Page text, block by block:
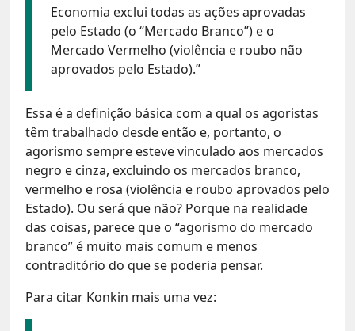
Economia exclui todas as ações aprovadas
pelo Estado (o “Mercado Branco”) e o
Mercado Vermelho (violência e roubo não
aprovados pelo Estado).”
Essa é a definição básica com a qual os agoristas
têm trabalhado desde então e, portanto, o
agorismo sempre esteve vinculado aos mercados
negro e cinza, excluindo os mercados branco,
vermelho e rosa (violência e roubo aprovados pelo
Estado). Ou será que não? Porque na realidade
das coisas, parece que o “agorismo do mercado
branco” é muito mais comum e menos
contraditório do que se poderia pensar.
Para citar Konkin mais uma vez: